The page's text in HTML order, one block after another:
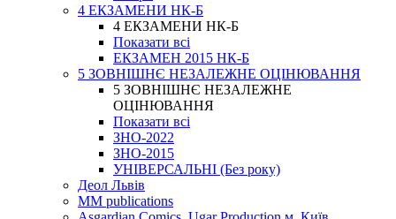
4 ЕКЗАМЕНИ НК-Б
4 ЕКЗАМЕНИ НК-Б
Показати всі
ЕКЗАМЕН 2015 НК-Б
5 ЗОВНІШНЄ НЕЗАЛЕЖНЕ ОЦІНЮВАННЯ
5 ЗОВНІШНЄ НЕЗАЛЕЖНЕ
ОЦІНЮВАННЯ
Показати всі
ЗНО-2022
ЗНО-2015
УНІВЕРСАЛЬНІ (Без року)
Деол Львів
MM publications